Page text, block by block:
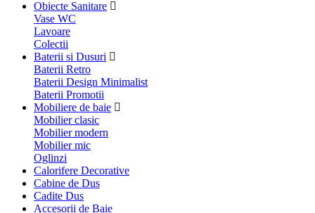
Obiecte Sanitare
Vase WC
Lavoare
Colectii
Baterii si Dusuri
Baterii Retro
Baterii Design Minimalist
Baterii Promotii
Mobiliere de baie
Mobilier clasic
Mobilier modern
Mobilier mic
Oglinzi
Calorifere Decorative
Cabine de Dus
Cadite Dus
Accesorii de Baie